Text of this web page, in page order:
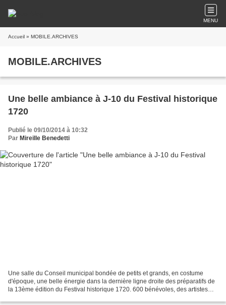
MENU
Accueil » MOBILE.ARCHIVES
MOBILE.ARCHIVES
Une belle ambiance à J-10 du Festival historique
1720
Publié le 09/10/2014 à 10:32
Par Mireille Benedetti
Une salle du Conseil municipal bondée de petits et grands, en costume
d'époque, une belle énergie dans la dernière ligne droite des préparatifs de
la 13ème édition du Festival historique 1720. 600 bénévoles, des artistes